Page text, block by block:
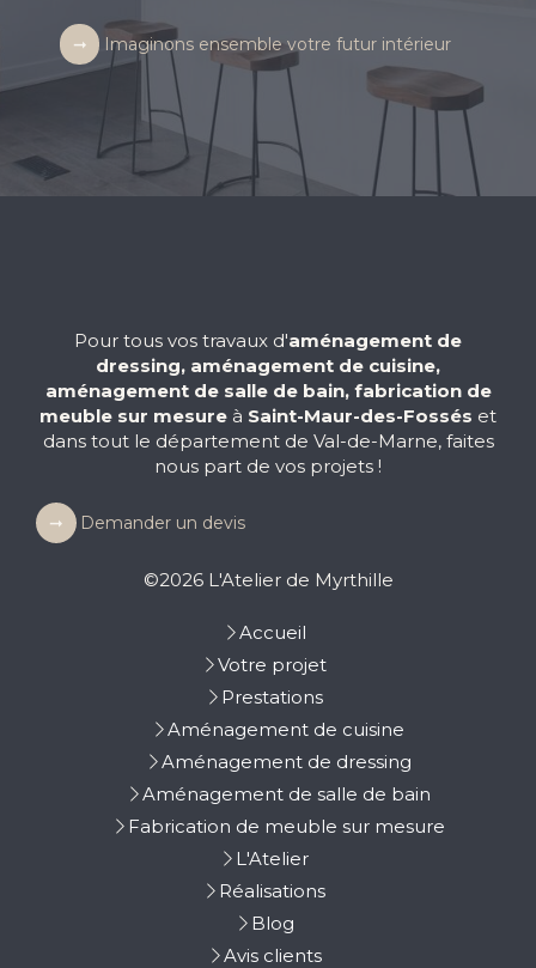
Imaginons ensemble votre futur intérieur
Pour tous vos travaux d'aménagement de
dressing, aménagement de cuisine,
aménagement de salle de bain, fabrication de
meuble sur mesure à Saint-Maur-des-Fossés et
dans tout le département de Val-de-Marne, faites
nous part de vos projets !
Demander un devis
©2026 L'Atelier de Myrthille
Accueil
Votre projet
Prestations
Aménagement de cuisine
Aménagement de dressing
Aménagement de salle de bain
Fabrication de meuble sur mesure
L'Atelier
Réalisations
Blog
Avis clients